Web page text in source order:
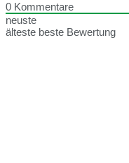
0 Kommentare
neuste
älteste beste Bewertung